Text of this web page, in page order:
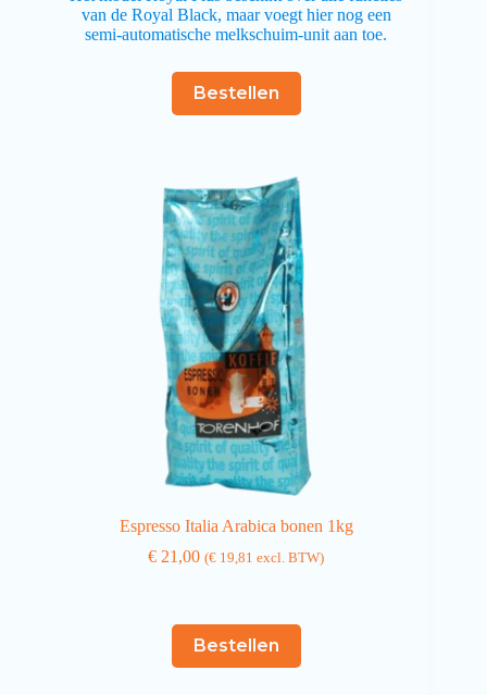
van de Royal Black, maar voegt hier nog een
semi-automatische melkschuim-unit aan toe.
Bestellen
Espresso Italia Arabica bonen 1kg
€ 21,00 (€ 19,81 excl. BTW)
Bestellen